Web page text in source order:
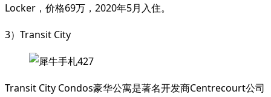
Locker，价格69万，2020年5月入住。
3）Transit City
Transit City Condos豪华公寓是著名开发商Centrecourt公司